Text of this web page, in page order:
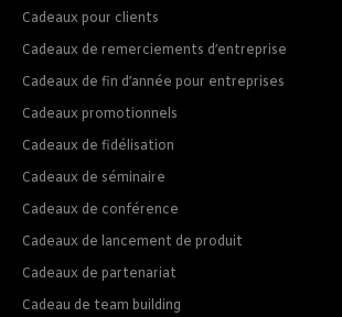
Cadeaux pour clients
Cadeaux de remerciements d’entreprise
Cadeaux de fin d’année pour entreprises
Cadeaux promotionnels
Cadeaux de fidélisation
Cadeaux de séminaire
Cadeaux de conférence
Cadeaux de lancement de produit
Cadeaux de partenariat
Cadeau de team building